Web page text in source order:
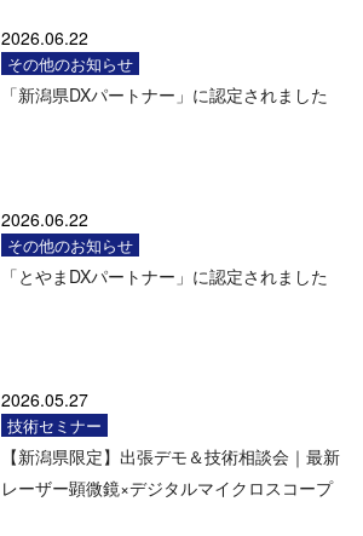
2026.06.22
その他のお知らせ
「新潟県DXパートナー」に認定されました
2026.06.22
その他のお知らせ
「とやまDXパートナー」に認定されました
2026.05.27
技術セミナー
【新潟県限定】出張デモ＆技術相談会｜最新
レーザー顕微鏡×デジタルマイクロスコープ